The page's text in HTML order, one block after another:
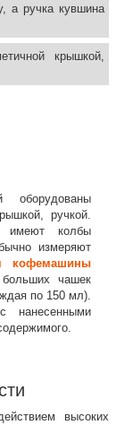
а ручка кувшина
крышкой,
оборудованы
ручкой.
имеют колбы
измеряют
кофемашины
чашек
по 150 мл).
нанесенными
высоких